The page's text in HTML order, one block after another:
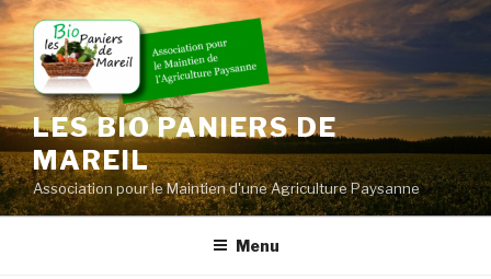
Skip
to
content
LES BIO PANIERS DE
MAREIL
Association pour le Maintien d'une Agriculture Paysanne
Menu